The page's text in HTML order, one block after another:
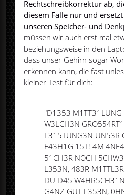
Rechtschreibkorrektur ab,
diesem Falle nur und
unseren Speicher- und
müssen wir auch erst mal
beziehungsweise in den
dass unser Gehirn sogar
erkennen kann, die fast
kleiner Test für dich:
"D1353 M1TT31LUNG
W3LCH3N
L315TUNG3N UN53R
F43H1G 15T! 4M
51CH3R NOCH
L353N, 483R
DU D45
G4NZ GUT L353N,